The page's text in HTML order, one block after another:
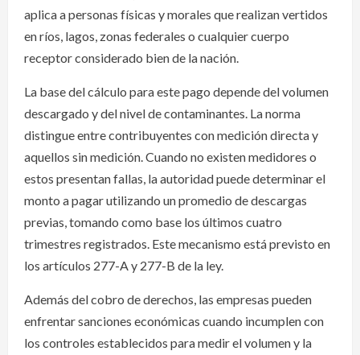
aplica a personas físicas y morales que realizan vertidos
en ríos, lagos, zonas federales o cualquier cuerpo
receptor considerado bien de la nación.
La base del cálculo para este pago depende del volumen
descargado y del nivel de contaminantes. La norma
distingue entre contribuyentes con medición directa y
aquellos sin medición. Cuando no existen medidores o
estos presentan fallas, la autoridad puede determinar el
monto a pagar utilizando un promedio de descargas
previas, tomando como base los últimos cuatro
trimestres registrados. Este mecanismo está previsto en
los artículos 277-A y 277-B de la ley.
Además del cobro de derechos, las empresas pueden
enfrentar sanciones económicas cuando incumplen con
los controles establecidos para medir el volumen y la